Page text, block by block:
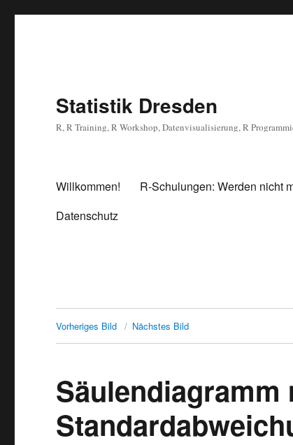
Statistik Dresden
R, R Training, R Workshop, Datenvisualisierung, R
Willkommen! R-Schulungen: Werden nicht
Datenschutz
Vorheriges Bild Nächstes Bild